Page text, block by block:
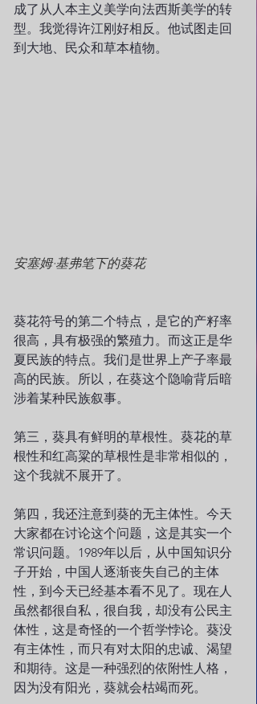
成了从人本主义美学向法西斯美学的转
型。我觉得许江刚好相反。他试图走回
到大地、民众和草本植物。
安塞姆·基弗笔下的葵花
葵花符号的第二个特点，是它的产籽率
很高，具有极强的繁殖力。而这正是华
夏民族的特点。我们是世界上产子率最
高的民族。所以，在葵这个隐喻背后暗
涉着某种民族叙事。
第三，葵具有鲜明的草根性。葵花的草
根性和红高粱的草根性是非常相似的，
这个我就不展开了。
第四，我还注意到葵的无主体性。今天
大家都在讨论这个问题，这是其实一个
常识问题。1989年以后，从中国知识分
子开始，中国人逐渐丧失自己的主体
性，到今天已经基本看不见了。现在人
虽然都很自私，很自我，却没有公民主
体性，这是奇怪的一个哲学悖论。葵没
有主体性，而只有对太阳的忠诚、渴望
和期待。这是一种强烈的依附性人格，
因为没有阳光，葵就会枯竭而死。